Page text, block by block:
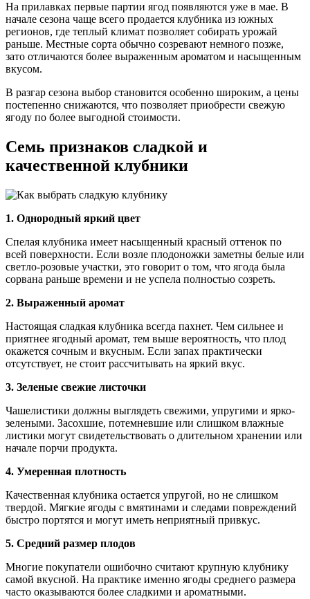
На прилавках первые партии ягод появляются уже в мае. В
начале сезона чаще всего продается клубника из южных
регионов, где теплый климат позволяет собирать урожай
раньше. Местные сорта обычно созревают немного позже,
зато отличаются более выраженным ароматом и насыщенным
вкусом.
В разгар сезона выбор становится особенно широким, а цены
постепенно снижаются, что позволяет приобрести свежую
ягоду по более выгодной стоимости.
Семь признаков сладкой и
качественной клубники
1. Однородный яркий цвет
Спелая клубника имеет насыщенный красный оттенок по
всей поверхности. Если возле плодоножки заметны белые или
светло-розовые участки, это говорит о том, что ягода была
сорвана раньше времени и не успела полностью созреть.
2. Выраженный аромат
Настоящая сладкая клубника всегда пахнет. Чем сильнее и
приятнее ягодный аромат, тем выше вероятность, что плод
окажется сочным и вкусным. Если запах практически
отсутствует, не стоит рассчитывать на яркий вкус.
3. Зеленые свежие листочки
Чашелистики должны выглядеть свежими, упругими и ярко-
зелеными. Засохшие, потемневшие или слишком влажные
листики могут свидетельствовать о длительном хранении или
начале порчи продукта.
4. Умеренная плотность
Качественная клубника остается упругой, но не слишком
твердой. Мягкие ягоды с вмятинами и следами повреждений
быстро портятся и могут иметь неприятный привкус.
5. Средний размер плодов
Многие покупатели ошибочно считают крупную клубнику
самой вкусной. На практике именно ягоды среднего размера
часто оказываются более сладкими и ароматными.